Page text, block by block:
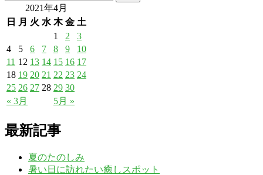
2021年4月
日
月 火 水 木 金 土
« 3月 5月 »
1 2
3
4
5 6 7 8 9
10
11 12 13 14 15 16 17
18 19 20 21 22 23 24
25 26 27 28 29 30
最新記事
夏のたのしみ
暑い日に訪れたい癒しスポット